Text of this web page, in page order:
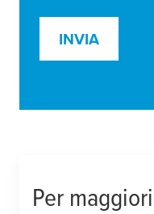
INVIA
Per